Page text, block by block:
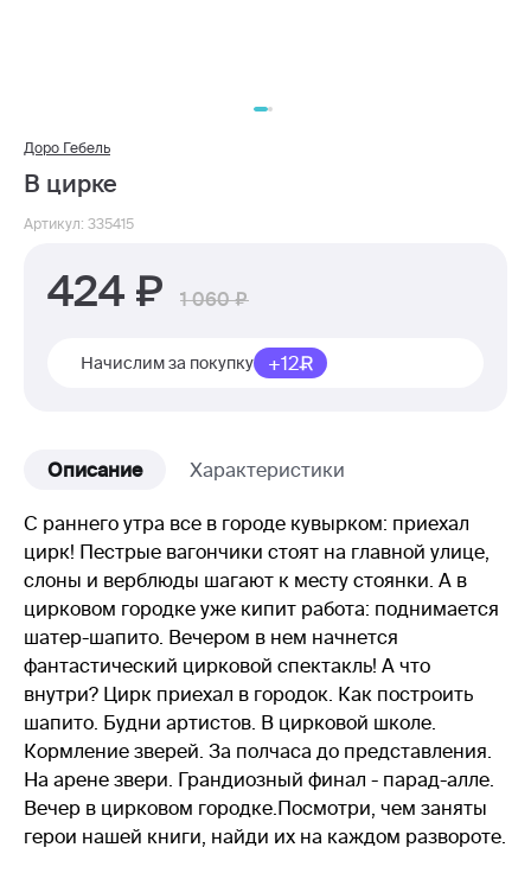
Доро Гебель
В цирке
Артикул: 335415
424 1 060
Начислим за покупку +12
Описание Характеристики
С раннего утра все в городе кувырком: приехал
цирк! Пестрые вагончики стоят на главной улице,
слоны и верблюды шагают к месту стоянки. А в
цирковом городке уже кипит работа: поднимается
шатер-шапито. Вечером в нем начнется
фантастический цирковой спектакль! А что
внутри? Цирк приехал в городок. Как построить
шапито. Будни артистов. В цирковой школе.
Кормление зверей. За полчаса до представления.
На арене звери. Грандиозный финал - парад-алле.
Вечер в цирковом городке.Посмотри, чем заняты
герои нашей книги, найди их на каждом развороте.